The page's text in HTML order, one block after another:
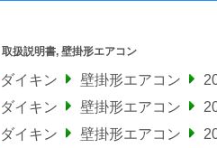
取扱説明書, 壁掛形エアコン
ダイキン 壁掛形エアコン
ダイキン 壁掛形エアコン
ダイキン 壁掛形エアコン